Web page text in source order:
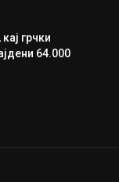
грчки
64.000